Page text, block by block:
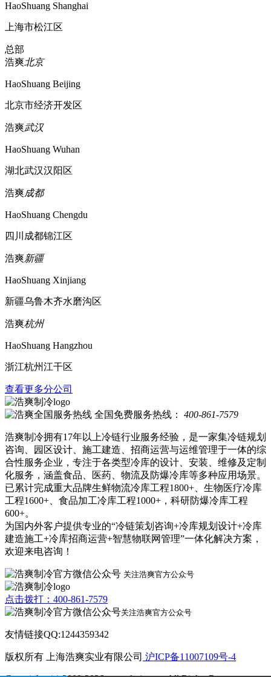
HaoShuang Shanghai
上海市松江区
总部
浩爽北京
HaoShuang Beijing
北京市经济开发区
浩爽武汉
HaoShuang Wuhan
湖北武汉汉阳区
浩爽成都
HaoShuang Chengdu
四川成都锦江区
浩爽新疆
HaoShuang Xinjiang
新疆乌鲁木齐水磨沟区
浩爽杭州
HaoShuang Hangzhou
浙江杭州江干区
查看更多分公司
全国免费服务热线： 400-861-7579
浩爽制冷拥有17年以上冷链行业服务经验，是一家集冷链规划
咨询、园区设计、施工建造、招商运营与运维管理于一体的综
合性服务企业，专注于各类型冷库的设计、安装、维修及定制
化服务，涵盖食品、医药、物流及防爆冷库等多种应用场景。
已累计完成重大品牌生鲜物流冷库工程1800+、生物医疗冷库
工程1600+、食品加工冷库工程1000+，科研防爆冷库工程
600+。
为国内外客户提供专业的“冷链策划咨询+冷库规划设计+冷库
建造施工+冷库招商运营+智慧物联网管理”一体化解决方案，
欢迎来电咨询！
关注浩爽官方公众号
点击拨打：400-861-7579
关注浩爽官方公众号
友情链接QQ:1244359342
版权所有 上海浩爽实业有限公司 沪ICP备11007109号-4